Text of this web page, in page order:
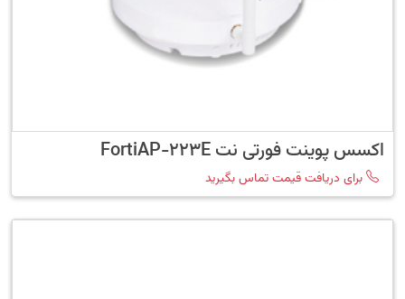
اکسس پوینت فورتی نت FortiAP-223E
برای دریافت قیمت تماس بگیرید